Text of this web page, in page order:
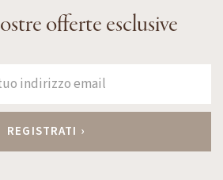
offerte esclusive